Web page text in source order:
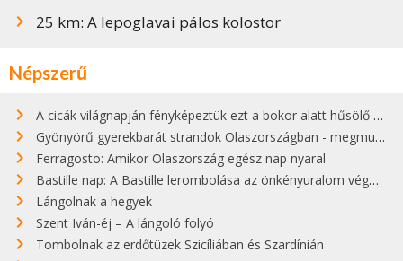
25 km: A lepoglavai pálos kolostor
Népszerű
A cicák világnapján fényképeztük ezt a bokor alatt hűsölő cicát Kisorosziban
Gyönyörű gyerekbarát strandok Olaszországban - megmutatjuk a 15 legjobbat
Ferragosto: Amikor Olaszország egész nap nyaral
Bastille nap: A Bastille lerombolása az önkényuralom végét jelentette
Lángolnak a hegyek
Szent Iván-éj – A lángoló folyó
Tombolnak az erdőtüzek Szicíliában és Szardínián